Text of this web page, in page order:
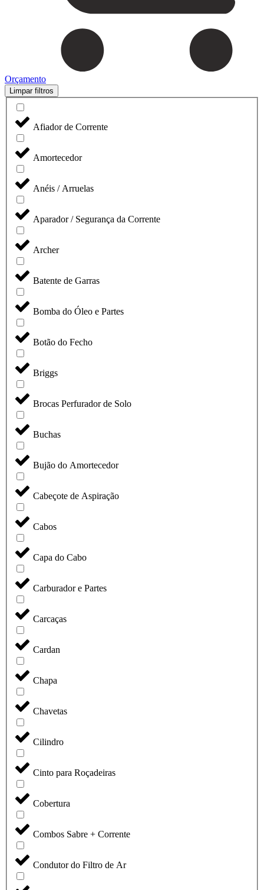
Orçamento
Limpar filtros
Afiador de Corrente
Amortecedor
Anéis / Arruelas
Aparador / Segurança da Corrente
Archer
Batente de Garras
Bomba do Óleo e Partes
Botão do Fecho
Briggs
Brocas Perfurador de Solo
Buchas
Bujão do Amortecedor
Cabeçote de Aspiração
Cabos
Capa do Cabo
Carburador e Partes
Carcaças
Cardan
Chapa
Chavetas
Cilindro
Cinto para Roçadeiras
Cobertura
Combos Sabre + Corrente
Condutor do Filtro de Ar